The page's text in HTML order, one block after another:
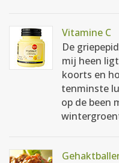
Vitamine C
De
mij heen
koorts en
tenminste
op de been